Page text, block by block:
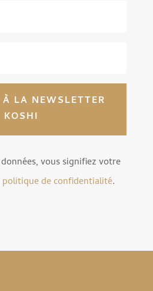
LA NEWSLETTER
KOSHI
vous signifiez votre
politique de confidentialité.